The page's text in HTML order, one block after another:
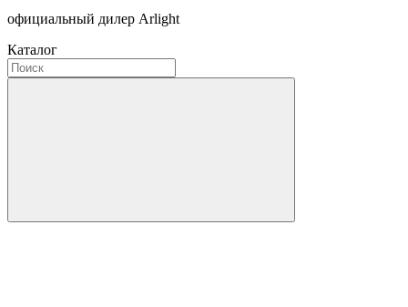
официальный дилер Arlight
Каталог